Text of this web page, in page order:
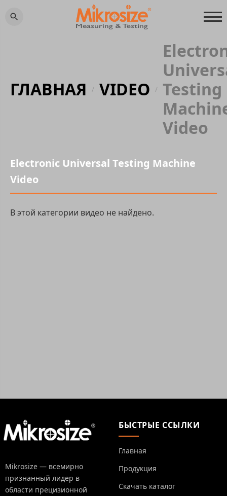
ГЛАВНАЯ / VIDEO / Testing
Video
Electronic Universal Testing Machine
Video
В этой категории видео не найдено.
Mikrosize — всемирно
признанный лидер в
области прецизионной
БЫСТРЫЕ ССЫЛКИ
Главная
Продукция
Скачать каталог